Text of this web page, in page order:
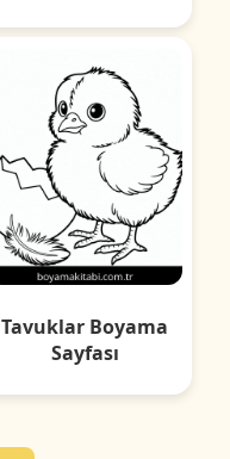
Tavuklar Boyama
Sayfası